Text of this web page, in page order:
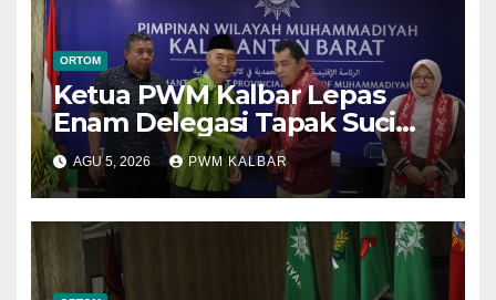
ORTOM
Ketua PWM Kalbar Lepas
Enam Delegasi Tapak Suci
Menuju Muktamar XVI di
Semarang
AGU 5, 2026 PWM KALBAR